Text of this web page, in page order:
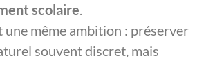
scolaire
une même ambition : préserver
souvent discret, mais